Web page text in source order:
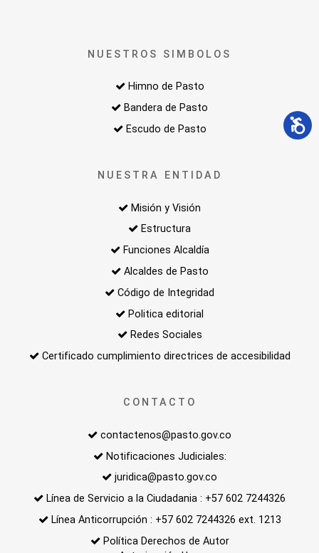
NUESTROS SIMBOLOS
Himno de Pasto
Bandera de Pasto
Escudo de Pasto
NUESTRA ENTIDAD
Misión y Visión
Estructura
Funciones Alcaldía
Alcaldes de Pasto
Código de Integridad
Politica editorial
Redes Sociales
Certificado cumplimiento directrices de accesibilidad
CONTACTO
contactenos@pasto.gov.co
Notificaciones Judiciales:
juridica@pasto.gov.co
Línea de Servicio a la Ciudadania : +57 602 7244326
Línea Anticorrupción : +57 602 7244326 ext. 1213
Política Derechos de Autor